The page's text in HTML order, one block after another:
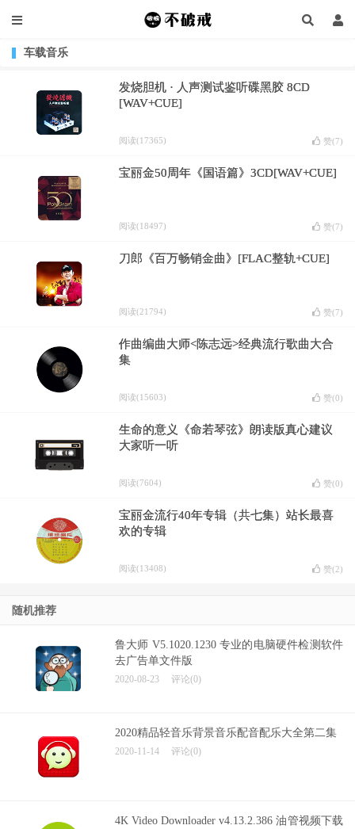
车载音乐
发烧胆机 · 人声测试鉴听碟黑胶 8CD
[WAV+CUE]
阅读(17365) 赞(7)
宝丽金50周年《国语篇》3CD[WAV+CUE]
阅读(18497) 赞(7)
刀郎《百万畅销金曲》[FLAC整轨+CUE]
阅读(21794) 赞(7)
作曲编曲大师<陈志远>经典流行歌曲大合
集
阅读(15603) 赞(0)
生命的意义《命若琴弦》朗读版真心建议
大家听一听
阅读(7604) 赞(0)
宝丽金流行40年专辑（共七集）站长最喜
欢的专辑
阅读(13408) 赞(2)
随机推荐
鲁大师 V5.1020.1230 专业的电脑硬件检测软件
去广告单文件版
2020-08-23 评论(0)
2020精品轻音乐背景音乐配音配乐大全第二集
2020-11-14 评论(0)
4K Video Downloader v4.13.2.386 油管视频下载